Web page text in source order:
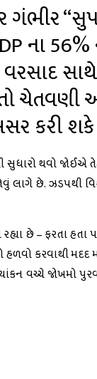
ગંભીર
ના
કરી
સુધારો થવો
લાગે છે. ઝડપથી
રહ્યા છે – ફરતા
કરવાથી મદદ
વચ્ચે જોખમો